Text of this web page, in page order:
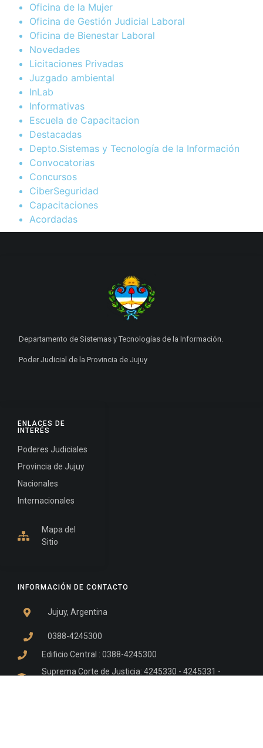
Oficina de la Mujer
Oficina de Gestión Judicial Laboral
Oficina de Bienestar Laboral
Novedades
Licitaciones Privadas
Juzgado ambiental
InLab
Informativas
Escuela de Capacitacion
Destacadas
Depto.Sistemas y Tecnología de la Información
Convocatorias
Concursos
CiberSeguridad
Capacitaciones
Acordadas
INFORMACIÓN DE CONTACTO
Jujuy, Argentina
0388-4245300
Edificio Central : 0388-4245300
Suprema Corte de Justicia: 4245330 - 4245331 -
ENLACES DE
INTERÉS
Poderes Judiciales
Provincia de Jujuy
Nacionales
Internacionales
Mapa del
Sitio
Departamento de Sistemas y Tecnologías de la Información.
Poder Judicial de la Provincia de Jujuy